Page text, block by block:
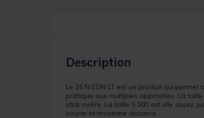
Description
Le 25 N'ZON LT est un produit qui
pratique aux multiples approches. La
stick rivière. La taille 5 000 est elle assez
courte et moyenne distance.